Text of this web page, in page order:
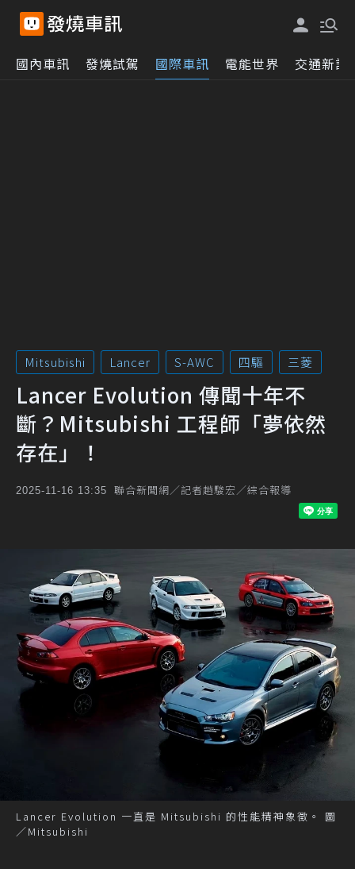
國內車訊 發燒試駕 國際車訊 電能世界 交通新訊
Mitsubishi Lancer S-AWC 四驅 三菱
Lancer Evolution 傳聞十年不
斷？Mitsubishi 工程師「夢依然
存在」！
2025-11-16 13:35 聯合新聞網／記者趙駿宏／綜合報導
Lancer Evolution 一直是 Mitsubishi 的性能精神象徵。 圖
／Mitsubishi